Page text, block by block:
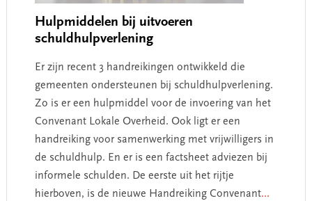
Hulpmiddelen bij uitvoeren
schuldhulpverlening
Er zijn recent 3 handreikingen ontwikkeld die
gemeenten ondersteunen bij schuldhulpverlening.
Zo is er een hulpmiddel voor de invoering van het
Convenant Lokale Overheid. Ook ligt er een
handreiking voor samenwerking met vrijwilligers in
de schuldhulp. En er is een factsheet adviezen bij
informele schulden. De eerste uit het rijtje
hierboven, is de nieuwe Handreiking Convenant...